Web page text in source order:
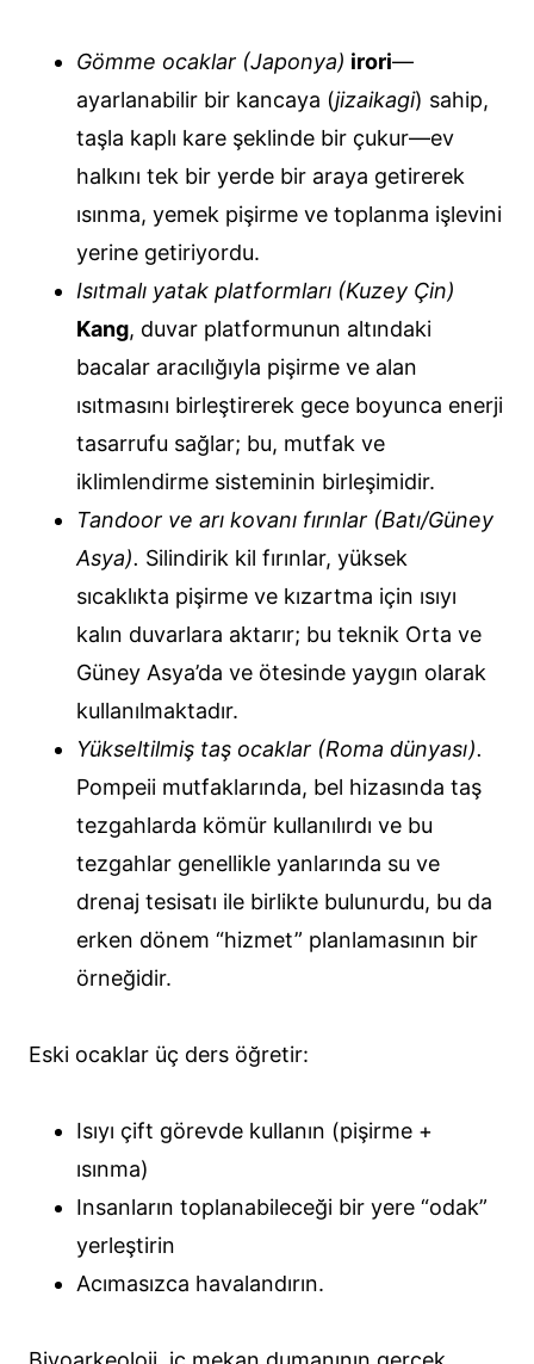
Gömme ocaklar (Japonya) irori—
ayarlanabilir bir kancaya (jizaikagi) sahip,
taşla kaplı kare şeklinde bir çukur—ev
halkını tek bir yerde bir araya getirerek
ısınma, yemek pişirme ve toplanma işlevini
yerine getiriyordu.
Isıtmalı yatak platformları (Kuzey Çin)
Kang, duvar platformunun altındaki
bacalar aracılığıyla pişirme ve alan
ısıtmasını birleştirerek gece boyunca enerji
tasarrufu sağlar; bu, mutfak ve
iklimlendirme sisteminin birleşimidir.
Tandoor ve arı kovanı fırınlar (Batı/Güney
Asya). Silindirik kil fırınlar, yüksek
sıcaklıkta pişirme ve kızartma için ısıyı
kalın duvarlara aktarır; bu teknik Orta ve
Güney Asya’da ve ötesinde yaygın olarak
kullanılmaktadır.
Yükseltilmiş taş ocaklar (Roma dünyası).
Pompeii mutfaklarında, bel hizasında taş
tezgahlarda kömür kullanılırdı ve bu
tezgahlar genellikle yanlarında su ve
drenaj tesisatı ile birlikte bulunurdu, bu da
erken dönem “hizmet” planlamasının bir
örneğidir.
Eski ocaklar üç ders öğretir:
Isıyı çift görevde kullanın (pişirme +
ısınma)
Insanların toplanabileceği bir yere “odak”
yerleştirin
Acımasızca havalandırın.